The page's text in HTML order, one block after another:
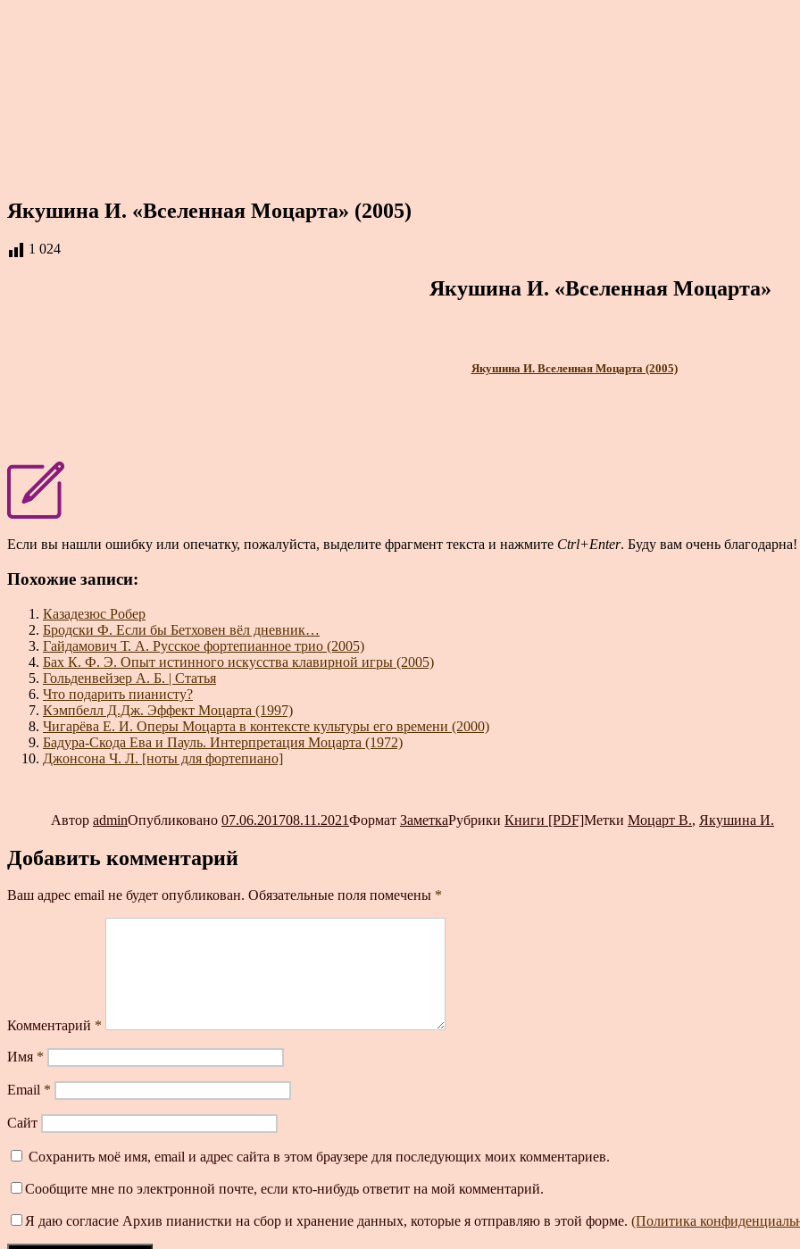
Якушина И. «Вселенная Моцарта» (2005)
1 024
Якушина И. «Вселенная Моцарта»
Якушина И. Вселенная Моцарта (2005)
Если вы нашли ошибку или опечатку, пожалуйста, выделите фрагмент текста и нажмите Ctrl+Enter. Буду вам очень благодарна!
Похожие записи:
Казадезюс Робер
Бродски Ф. Если бы Бетховен вёл дневник…
Гайдамович Т. А. Русское фортепианное трио (2005)
Бах К. Ф. Э. Опыт истинного искусства клавирной игры (2005)
Гольденвейзер А. Б. | Статья
Что подарить пианисту?
Кэмпбелл Д.Дж. Эффект Моцарта (1997)
Чигарёва Е. И. Оперы Моцарта в контексте культуры его времени (2000)
Бадура-Скода Ева и Пауль. Интерпретация Моцарта (1972)
Джонсона Ч. Л. [ноты для фортепиано]
Автор adminОпубликовано 07.06.201708.11.2021Формат ЗаметкаРубрики Книги [PDF]Метки Моцарт В., Якушина И.
Добавить комментарий
Ваш адрес email не будет опубликован. Обязательные поля помечены *
Комментарий *
Имя *
Email *
Сайт
Сохранить моё имя, email и адрес сайта в этом браузере для последующих моих комментариев.
Сообщите мне по электронной почте, если кто-нибудь ответит на мой комментарий.
Я даю согласие Архив пианистки на сбор и хранение данных, которые я отправляю в этой форме. (Политика